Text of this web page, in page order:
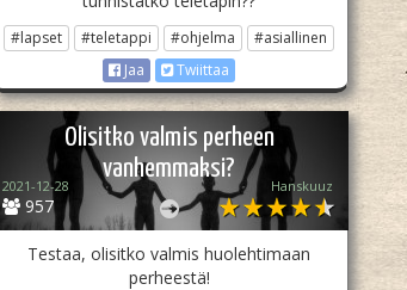
#lapset #teletappi #ohjelma
#asiallinen
Jaa
Twiittaa
Olisitko valmis perheen
vanhemmaksi?
957
2021-12-28 Hanskuuz
Testaa, olisitko valmis huolehtimaan
perheestä!